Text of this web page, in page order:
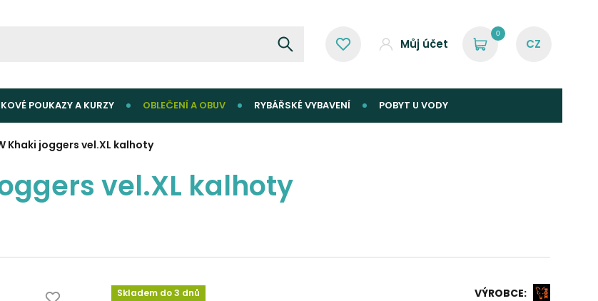
Můj účet
0
POUKAZY A KURZY OBLEČENÍ A OBUV RYBÁŘSKÉ VYBAVENÍ POBYT U VODY
Khaki joggers vel.XL kalhoty
vel.XL kalhoty
Skladem do 3 dnů VÝROBCE: